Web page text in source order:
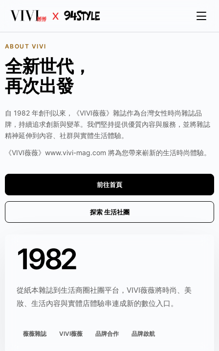
ABOUT VIVI
全新世代，
再次出發
自 1982 年創刊以來，《VIVI薇薇》雜誌作為台灣女性時尚雜誌品
牌，持續追求創新與變革。我們堅持提供優質內容與服務，並將雜誌
精神延伸到內容、社群與實體生活體驗。
《VIVI薇薇》www.vivi-mag.com 將為您帶來嶄新的生活時尚體驗。
前往首頁
探索 生活社團
1982
從紙本雜誌到生活商圈社團平台，VIVI薇薇將時尚、美
妝、生活內容與實體店體驗串連成新的數位入口。
薇薇雜誌 VIVI薇薇 品牌合作 品牌啟航